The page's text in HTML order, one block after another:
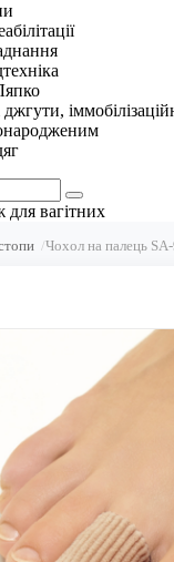
для вагітних
Чохол на палець